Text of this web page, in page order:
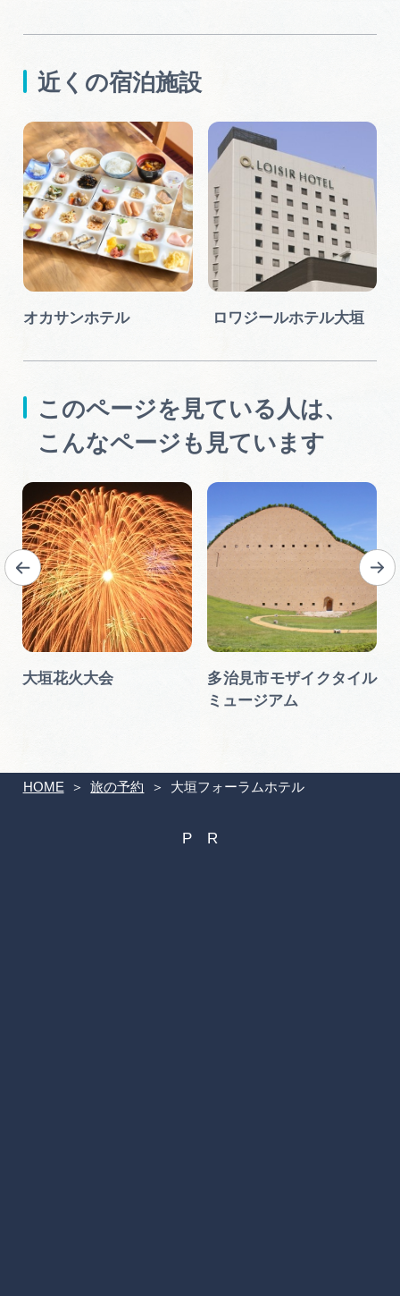
HOME 旅の予約 大垣フォーラムホテル
近くの宿泊施設
オカサンホテル ロワジールホテル大垣
このページを見ている人は、
こんなページも見ています
大垣花火大会
多治見市モザイクタイル
ミュージアム